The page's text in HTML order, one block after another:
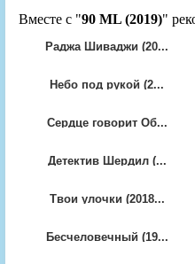
Вместе с "90 ML (2019)"
Раджа Шиваджи (20...
Небо под рукой (2...
Сердце говорит Об...
Детектив Шердил (...
Твои улочки (2018...
Бесчеловечный (19...